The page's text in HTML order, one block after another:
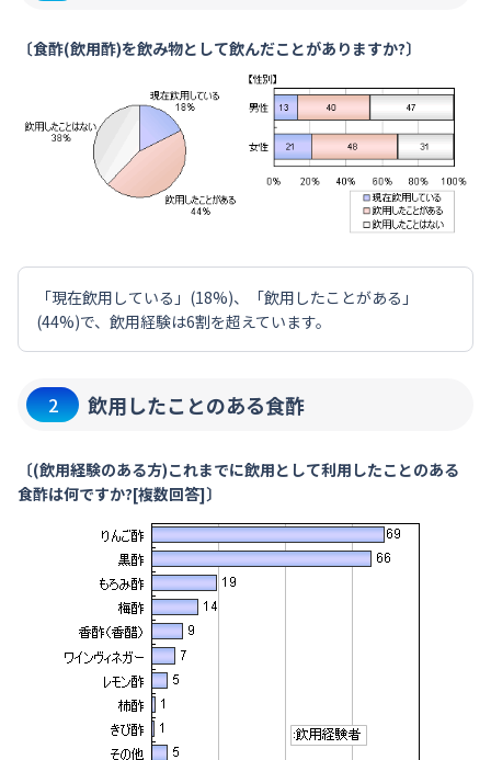
〔食酢(飲用酢)を飲み物として飲んだことがありますか?〕
「現在飲用している」(18%)、「飲用したことがある」
(44%)で、飲用経験は6割を超えています。
2 飲用したことのある食酢
〔(飲用経験のある方)これまでに飲用として利用したことのある
食酢は何ですか?[複数回答]〕